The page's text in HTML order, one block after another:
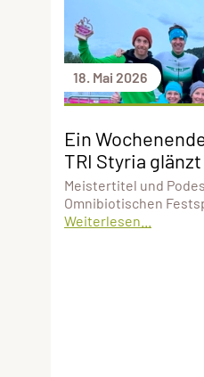
18. Mai 2026
Ein
TRI Styria
Meistertitel und
Omnibiotischen
Weiterlesen...